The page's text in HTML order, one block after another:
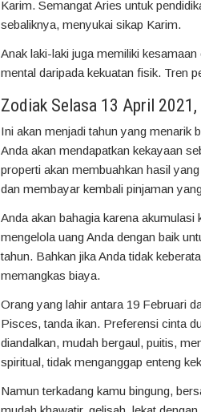
Karim. Semangat Aries untuk
sebaliknya, menyukai sikap Karim.
Anak laki-laki juga memiliki
mental daripada kekuatan fisik. Tren
Zodiak Selasa 13 April
Ini akan menjadi tahun yang menarik
Anda akan mendapatkan kekayaan
properti akan membuahkan hasil
dan membayar kembali pinjaman
Anda akan bahagia karena
mengelola uang Anda dengan baik
tahun. Bahkan jika Anda tidak
memangkas biaya.
Orang yang lahir antara 19 Februari
Pisces, tanda ikan. Preferensi cinta
diandalkan, mudah bergaul, puitis,
spiritual, tidak menganggap enteng
Namun terkadang kamu bingung,